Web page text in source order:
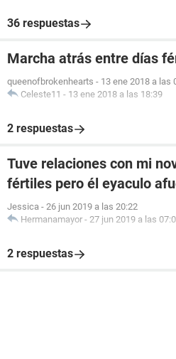
36 respuestas
Marcha atrás entre días
queenofbrokenhearts - 13 ene 2018 a las
Celeste11 - 13 ene 2018 a las 18:39
2 respuestas
Tuve relaciones con mi
fértiles pero él eyaculo
Jessica - 26 jun 2019 a las 20:22
Hermanamayor - 27 jun 2019 a las
2 respuestas